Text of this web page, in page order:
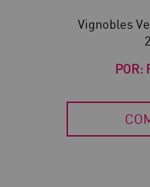
Vignobles
POR: